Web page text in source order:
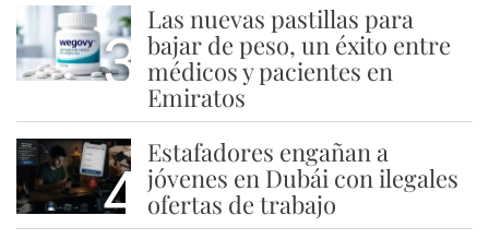
3
Las nuevas pastillas para
bajar de peso, un éxito entre
médicos y pacientes en
Emiratos
4
Estafadores engañan a
jóvenes en Dubái con ilegales
ofertas de trabajo